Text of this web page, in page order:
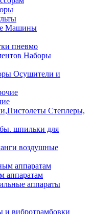
Машины
пневмо
Наборы
Осушители и
Степлеры,
шпильки для
воздушные
аппаратам
аппараты